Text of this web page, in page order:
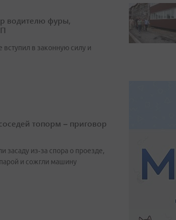
водителю фуры,
в законную силу и
топорм – приговор
засаду из‑за спора о проезде,
и сожгли машину